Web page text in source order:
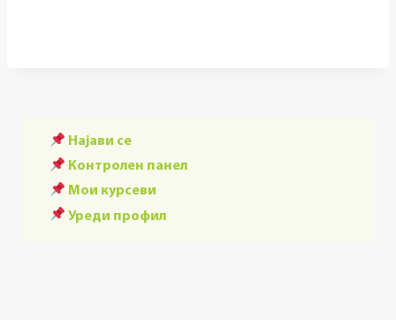
Најави се
Контролен панел
Мои курсеви
Уреди профил